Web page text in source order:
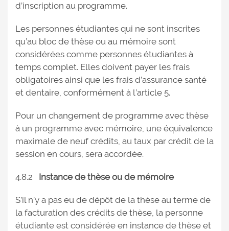
d’inscription au programme.
Les personnes étudiantes qui ne sont inscrites
qu’au bloc de thèse ou au mémoire sont
considérées comme personnes étudiantes à
temps complet. Elles doivent payer les frais
obligatoires ainsi que les frais d’assurance santé
et dentaire, conformément à l’article 5.
Pour un changement de programme avec thèse
à un programme avec mémoire, une équivalence
maximale de neuf crédits, au taux par crédit de la
session en cours, sera accordée.
4.8.2 Instance de thèse ou de mémoire
S’il n’y a pas eu de dépôt de la thèse au terme de
la facturation des crédits de thèse, la personne
étudiante est considérée en instance de thèse et